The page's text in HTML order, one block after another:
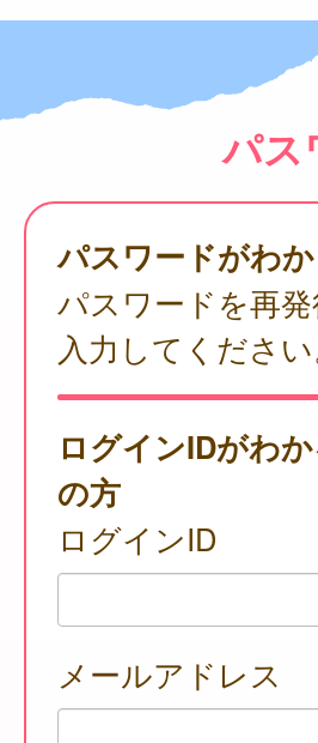
パス
パスワードがわ
パスワードを再
入力してください
ログインIDがわ
の方
ログインID
メールアドレス